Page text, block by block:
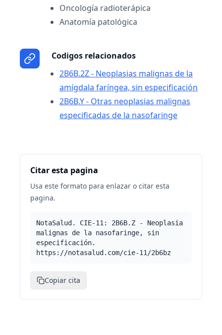
Oncología radioterápica
Anatomía patológica
Codigos relacionados
2B6B.2Z - Neoplasias malignas de la
amígdala faríngea, sin especificación
2B6B.Y - Otras neoplasias malignas
especificadas de la nasofaringe
Citar esta pagina
Usa este formato para enlazar o citar esta
pagina.
NotaSalud. CIE-11: 2B6B.Z - Neoplasia
malignas de la nasofaringe, sin
especificación.
https://notasalud.com/cie-11/2b6bz
Copiar cita